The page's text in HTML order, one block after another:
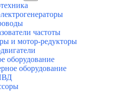
частоты
и мотор-редукторы
оборудование
оборудование